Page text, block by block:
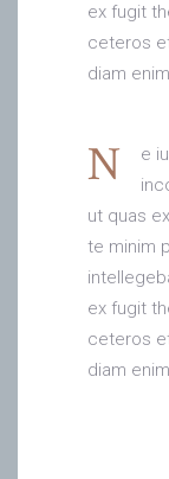
ex fugit
ceteros
diam
N
e
ut quas
te minim
ex fugit
ceteros
diam